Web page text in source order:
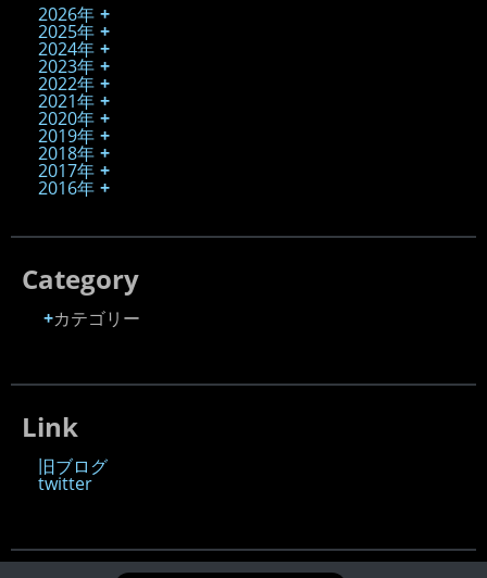
2026年
2025年
2024年
2023年
2022年
2021年
2020年
2019年
2018年
2017年
2016年
Category
カテゴリー
Link
旧ブログ
twitter